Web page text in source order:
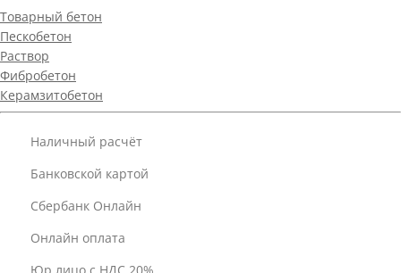
Товарный бетон
Пескобетон
Раствор
Фибробетон
Керамзитобетон
Наличный расчёт
Банковской картой
Сбербанк Онлайн
Онлайн оплата